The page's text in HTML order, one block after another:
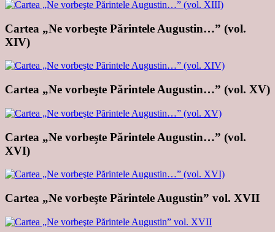
Cartea „Ne vorbeşte Părintele Augustin…” (vol.
XIV)
Cartea „Ne vorbeşte Părintele Augustin…” (vol. XV)
Cartea „Ne vorbeşte Părintele Augustin…” (vol.
XVI)
Cartea „Ne vorbeşte Părintele Augustin” vol. XVII